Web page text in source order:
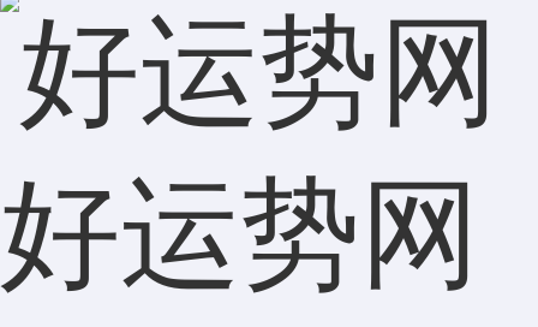
好运势网